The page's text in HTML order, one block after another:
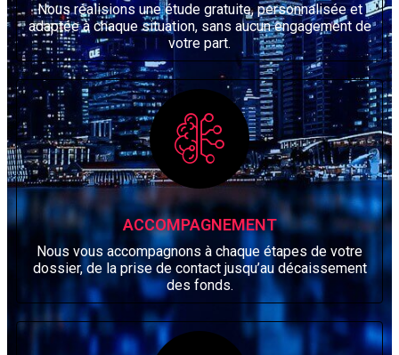
Nous réalisions une étude gratuite, personnalisée et
adaptée à chaque situation, sans aucun engagement de
votre part.
ACCOMPAGNEMENT
Nous vous accompagnons à chaque étapes de votre
dossier, de la prise de contact jusqu’au décaissement
des fonds.